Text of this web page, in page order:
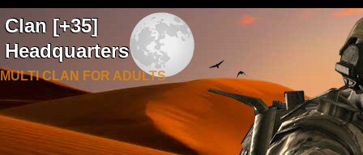
Clan [+35]
Headquarters
MULTI CLAN FOR ADULTS